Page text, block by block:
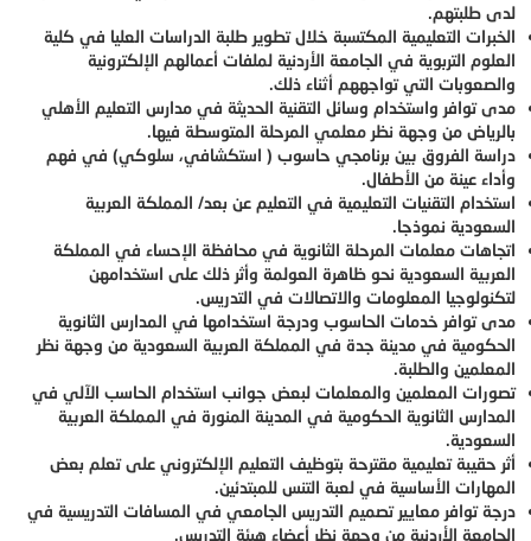
لدى طلبتهم.
الخبرات التعليمية المكتسبة خلال تطوير طلبة الدراسات العليا في كلية
العلوم التربوية في الجامعة الأردنية لملفات أعمالهم الإلكترونية
والصعوبات التي تواجههم أثناء ذلك.
مدى توافر واستخدام وسائل التقنية الحديثة في مدارس التعليم الأهلي
بالرياض من وجهة نظر معلمي المرحلة المتوسطة فيها.
دراسة الفروق بين برنامجي حاسوب ( استكشافي، سلوكي) في فهم
وأداء عينة من الأطفال.
استخدام التقنيات التعليمية في التعليم عن بعد/ المملكة العربية
السعودية نموذجا.
اتجاهات معلمات المرحلة الثانوية في محافظة الإحساء في المملكة
العربية السعودية نحو ظاهرة العولمة وأثر ذلك على استخدامهن
لتكنولوجيا المعلومات والاتصالات في التدريس.
مدى توافر خدمات الحاسوب ودرجة استخدامها في المدارس الثانوية
الحكومية في مدينة جدة في المملكة العربية السعودية من وجهة نظر
المعلمين والطلبة.
تصورات المعلمين والمعلمات لبعض جوانب استخدام الحاسب الآلي في
المدارس الثانوية الحكومية في المدينة المنورة في المملكة العربية
السعودية.
أثر حقيبة تعليمية مقترحة بتوظيف التعليم الإلكتروني على تعلم بعض
المهارات الأساسية في لعبة التنس للمبتدئين.
درجة توافر معايير تصميم التدريس الجامعي في المسافات التدريسية في
الجامعة الأردنية من وجهة نظر أعضاء هيئة التدريس.